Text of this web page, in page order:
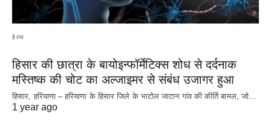
हेल्थ
हिसार की छात्रा के बायोइन्फॉर्मेटिक्स शोध से दर्दनाक
मस्तिष्क की चोट का अल्जाइमर से संबंध उजागर हुआ
हिसार, हरियाणा – हरियाणा के हिसार जिले के भाटोल जाटान गांव की कीर्ति बामल, जो…
1 year ago